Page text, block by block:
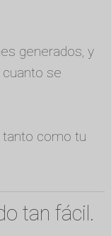
generados, y
se
tanto como tu
tan fácil.